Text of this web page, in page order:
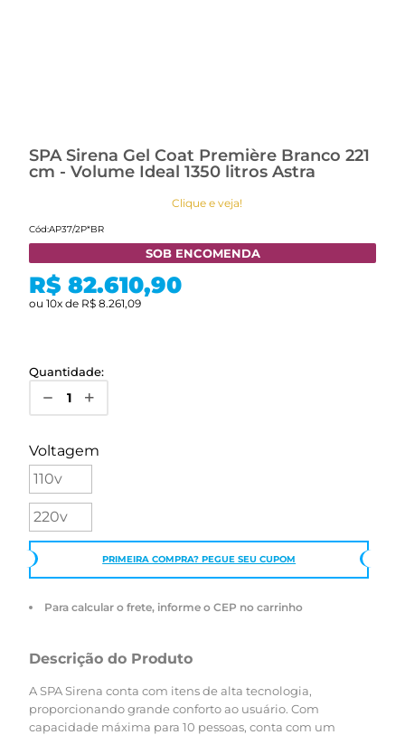
SPA Sirena Gel Coat Première Branco 221
cm - Volume Ideal 1350 litros Astra
Clique e veja!
Cód:AP37/2P*BR
SOB ENCOMENDA
R$ 82.610,90
ou 10x de R$ 8.261,09
Quantidade:
Voltagem
110v
220v
PRIMEIRA COMPRA? PEGUE SEU CUPOM
Para calcular o frete, informe o CEP no carrinho
Descrição do Produto
A SPA Sirena conta com itens de alta tecnologia,
proporcionando grande conforto ao usuário. Com
capacidade máxima para 10 pessoas, conta com um